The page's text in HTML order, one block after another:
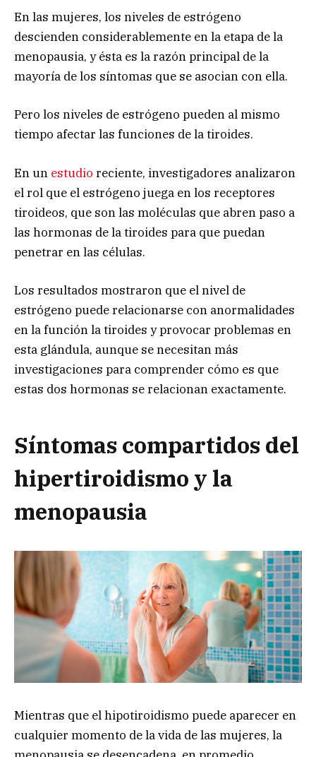
En las mujeres, los niveles de estrógeno
descienden considerablemente en la etapa de la
menopausia, y ésta es la razón principal de la
mayoría de los síntomas que se asocian con ella.
Pero los niveles de estrógeno pueden al mismo
tiempo afectar las funciones de la tiroides.
En un estudio reciente, investigadores analizaron
el rol que el estrógeno juega en los receptores
tiroideos, que son las moléculas que abren paso a
las hormonas de la tiroides para que puedan
penetrar en las células.
Los resultados mostraron que el nivel de
estrógeno puede relacionarse con anormalidades
en la función la tiroides y provocar problemas en
esta glándula, aunque se necesitan más
investigaciones para comprender cómo es que
estas dos hormonas se relacionan exactamente.
Síntomas compartidos del
hipertiroidismo y la
menopausia
Mientras que el hipotiroidismo puede aparecer en
cualquier momento de la vida de las mujeres, la